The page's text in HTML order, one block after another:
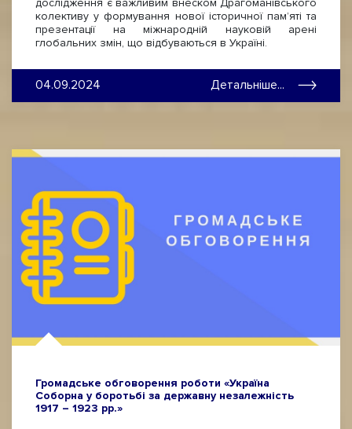
колективу у формування нової історичної пам’яті та
презентації на міжнародній науковій арені
глобальних змін, що відбуваються в Україні.
04.09.2024 Детальніше...
Громадське обговорення роботи «Україна
Соборна у боротьбі за державну незалежність
1917 – 1923 рр.»